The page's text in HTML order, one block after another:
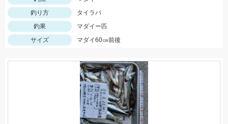
釣り方
タイラバ
釣果
マダイー匹
サイズ
マダイ60㎝前後